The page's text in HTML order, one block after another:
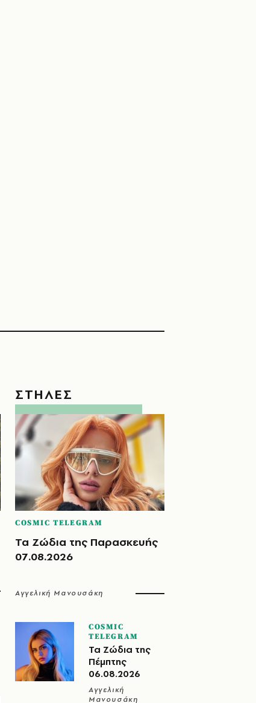
ΣΤΗΛΕΣ
COSMIC TELEGRAM
Τα Ζώδια της Παρασκευής
07.08.2026
Αγγελική Μανουσάκη
COSMIC
TELEGRAM
Τα Ζώδια της
Πέμπτης
06.08.2026
Αγγελική
Μανουσάκη